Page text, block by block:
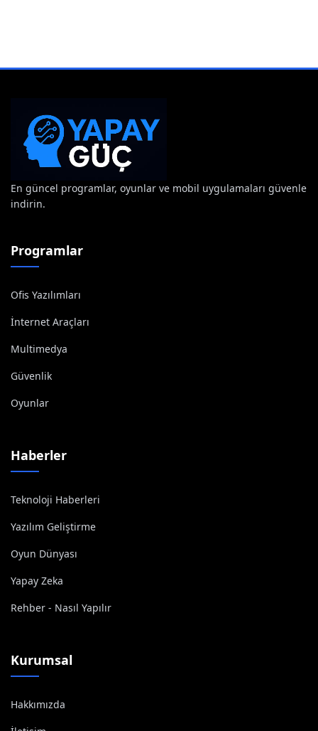
En güncel programlar, oyunlar ve mobil uygulamaları güvenle
indirin.
Programlar
Ofis Yazılımları
İnternet Araçları
Multimedya
Güvenlik
Oyunlar
Haberler
Teknoloji Haberleri
Yazılım Geliştirme
Oyun Dünyası
Yapay Zeka
Rehber - Nasıl Yapılır
Kurumsal
Hakkımızda